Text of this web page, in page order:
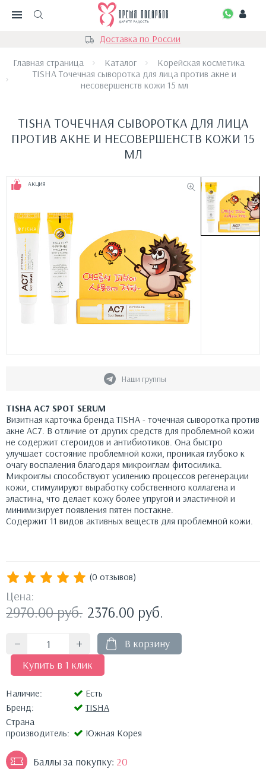
Доставка по России
Главная страница Каталог
Корейская косметика
TISHA Точечная сыворотка для лица против акне и
несовершенств кожи 15 мл
TISHA ТОЧЕЧНАЯ СЫВОРОТКА ДЛЯ ЛИЦА
ПРОТИВ АКНЕ И НЕСОВЕРШЕНСТВ КОЖИ 15
МЛ
АКЦИЯ
Наши группы
TISHA AC7 SPOT SERUM
Визитная карточка бренда TISHA - точечная сыворотка против
акне АС7. В отличие от других средств для проблемной кожи
не содержит стероидов и антибиотиков. Она быстро
улучшает состояние проблемной кожи, проникая глубоко к
очагу воспаления благодаря микроиглам фитосилика.
Микроиглы способствуют усилению процессов регенерации
кожи, стимулируют выработку собственного коллагена и
эластина, что делает кожу более упругой и эластичной и
минимизирует появления пятен постакне.
Содержит 11 видов активных веществ для проблемной кожи.
(0 отзывов)
Цена:
2970.00руб. 2376.00 руб.
В корзину
Купить в 1 клик
Наличие:
Есть
Бренд:
TISHA
Страна
производитель:
Южная Корея
Баллы за покупку: 20